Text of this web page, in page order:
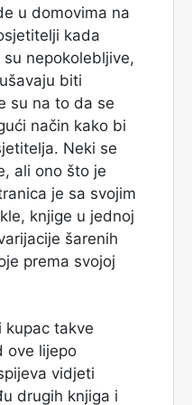
u domovima na
kada
nepokolebljive,
biti
su na to da se
način kako bi
Neki se
ali ono što je
je sa svojim
knjige u jednoj
šarenih
prema svojoj
kupac takve
ove lijepo
vidjeti
drugih knjiga i